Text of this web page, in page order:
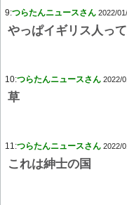
9:つらたんニュースさん 2022/
やっぱイギリス人っ
10:つらたんニュースさん 2022/
草
11:つらたんニュースさん 2022/
これは紳士の国